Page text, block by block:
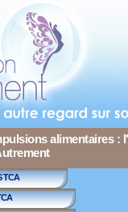
alimentaires :
TCA